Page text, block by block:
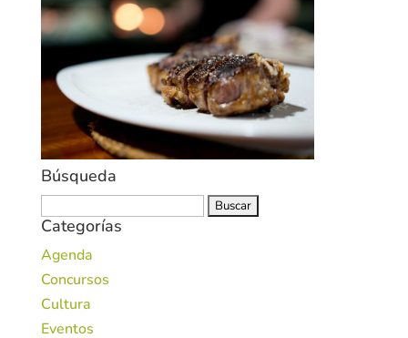
Búsqueda
Categorías
Agenda
Concursos
Cultura
Eventos